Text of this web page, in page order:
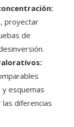
proyectar
de
esquemas
diferencias